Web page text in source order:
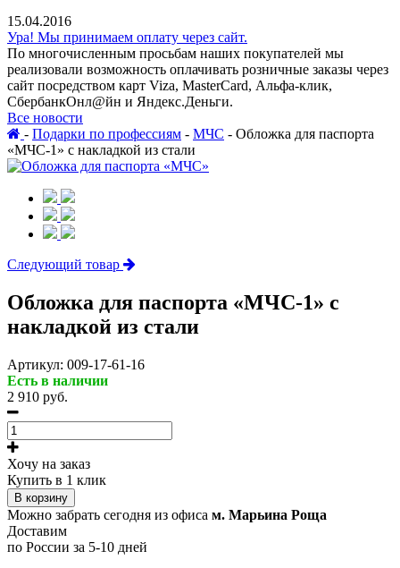
15.04.2016
Ура! Мы принимаем оплату через сайт.
По многочисленным просьбам наших покупателей мы
реализовали возможность оплачивать розничные заказы через
сайт посредством карт Viza, MasterCard, Альфа-клик,
СбербанкОнл@йн и Яндекс.Деньги.
Все новости
- Подарки по профессиям - МЧС - Обложка для паспорта
«МЧС-1» с накладкой из стали
Следующий товар
Обложка для паспорта «МЧС-1» с
накладкой из стали
Артикул: 009-17-61-16
Есть в наличии
2 910 руб.
Хочу на заказ
Купить в 1 клик
В корзину
Можно забрать сегодня из офиса м. Марьина Роща
Доставим
по России за 5-10 дней